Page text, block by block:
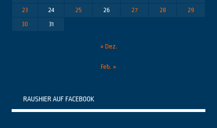
23
24 25 26 27 28
29
30
31
« Dez.
Feb. »
RAUSHIER AUF FACEBOOK